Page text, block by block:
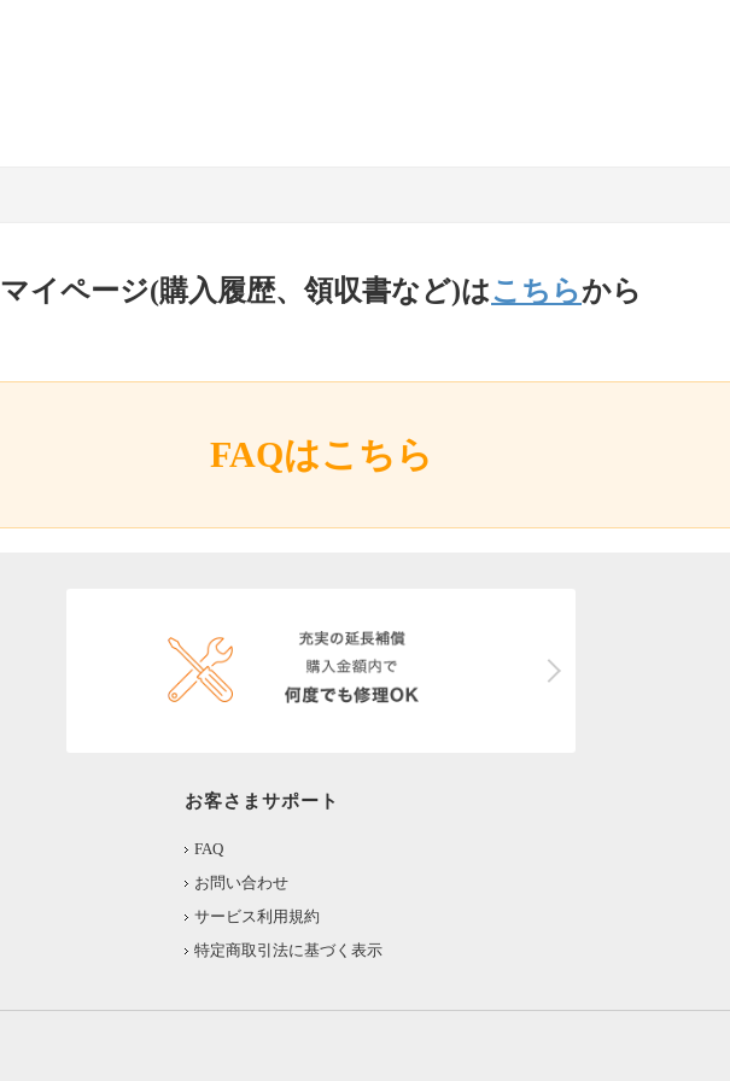
マイページ(購入履歴、領収書など)はこちらから
FAQはこちら
お客さまサポート
FAQ
お問い合わせ
サービス利用規約
特定商取引法に基づく表示